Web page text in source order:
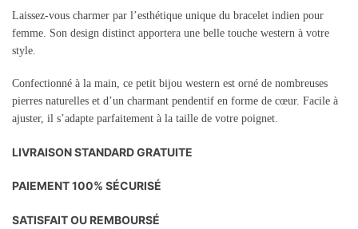
Laissez-vous charmer par l’esthétique unique du bracelet indien pour
femme. Son design distinct apportera une belle touche western à votre
style.
Confectionné à la main, ce petit bijou western est orné de nombreuses
pierres naturelles et d’un charmant pendentif en forme de cœur. Facile à
ajuster, il s’adapte parfaitement à la taille de votre poignet.
LIVRAISON STANDARD GRATUITE
PAIEMENT 100% SÉCURISÉ
SATISFAIT OU REMBOURSÉ